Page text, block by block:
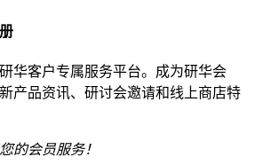
华客户专属服务平台。成为研华会
产品资讯、研讨会邀请和线上商店特
的会员服务！